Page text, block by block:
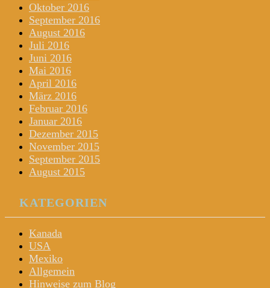
Oktober 2016
September 2016
August 2016
Juli 2016
Juni 2016
Mai 2016
April 2016
März 2016
Februar 2016
Januar 2016
Dezember 2015
November 2015
September 2015
August 2015
KATEGORIEN
Kanada
USA
Mexiko
Allgemein
Hinweise zum Blog